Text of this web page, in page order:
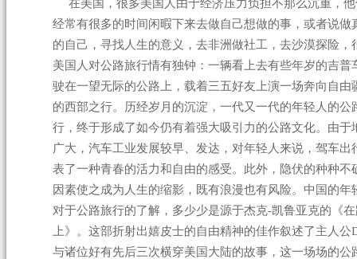
在美国，很多美国人由于经济压力负担不那么沉重，
经常有很多的时间闲暇下来去做自己想做的事，或者说做
的自己，寻找人生的意义，去非洲做社工，去沙漠探险，
美国人对公路旅行情有独钟：一辆看上去有些年岁的吉普
驶在一望无际的公路上，载着三五好友上演一场奔向自由
的西部之行。历经岁月的沉淀，一代又一代的年轻人的公
行，终于形成了如今仍有着强大吸引力的公路文化。由于
广大，汽车工业发展较早、发达，对年轻人来说，驾车出
表了一种青春的活力和自由的感受。此外，隐伏的种种不
因素使之成为人生的缩影，既有浪漫也有风险。中国的年
对于公路旅行的了解，多少少是源于杰克-凯鲁亚克的《
上》。这部折射出嬉皮士的自由精神的佳作叙述了主人公
与诸位好有先后三次横穿美国大陆的故事，这一场场的公